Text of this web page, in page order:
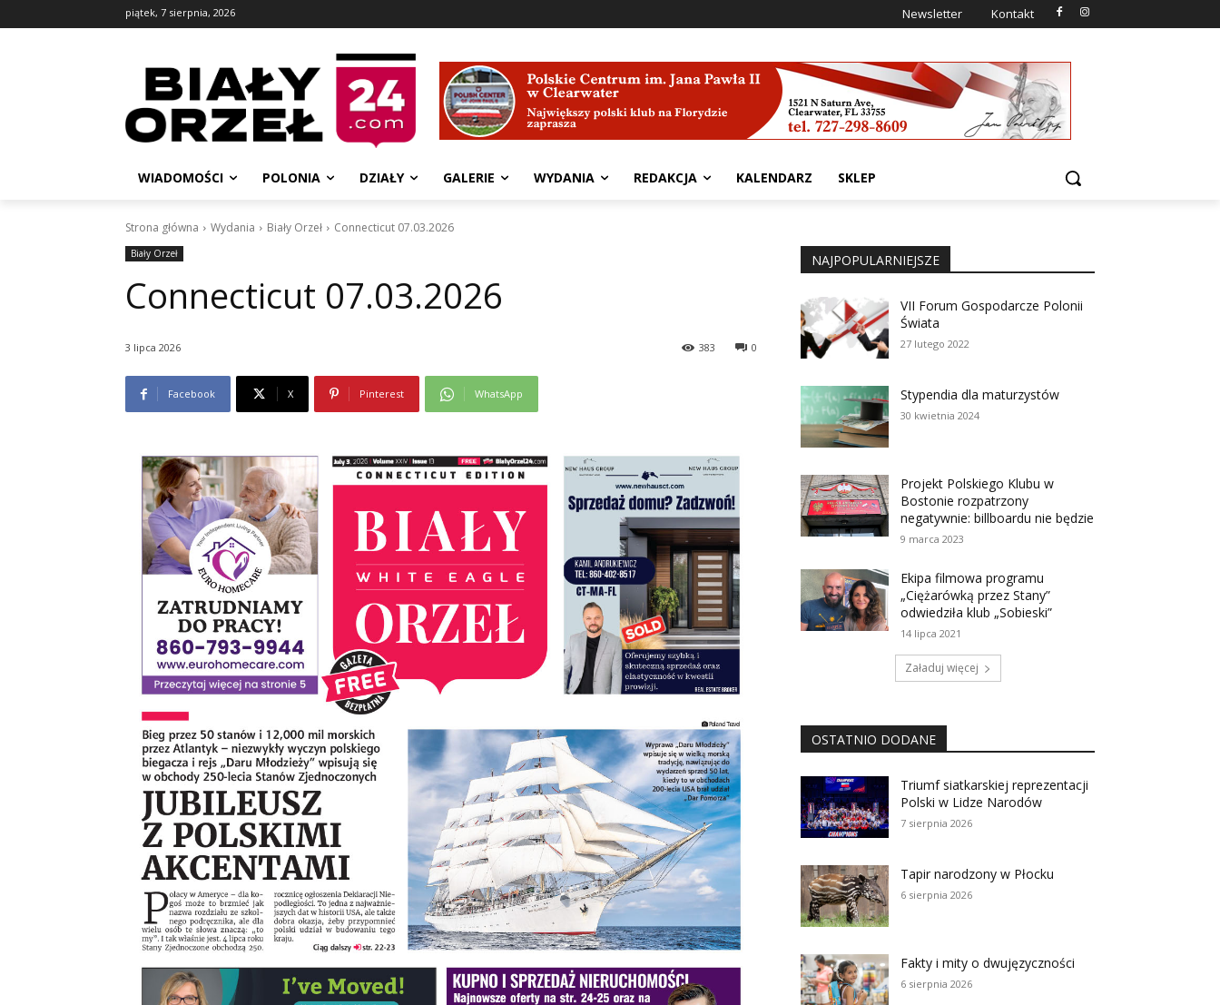
piątek, 7 sierpnia, 2026 Newsletter Kontakt
WIADOMOŚCI POLONIA DZIAŁY GALERIE WYDANIA REDAKCJA KALENDARZ SKLEP
Strona główna Wydania Biały Orzeł Connecticut 07.03.2026
Biały Orzeł
Connecticut 07.03.2026
3 lipca 2026 0
383
Facebook X Pinterest WhatsApp
NAJPOPULARNIEJSZE
VII Forum Gospodarcze Polonii
Świata
27 lutego 2022
Stypendia dla maturzystów
30 kwietnia 2024
Projekt Polskiego Klubu w
Bostonie rozpatrzony
negatywnie: billboardu nie będzie
9 marca 2023
Ekipa filmowa programu
„Ciężarówką przez Stany”
odwiedziła klub „Sobieski”
14 lipca 2021
Załaduj więcej
OSTATNIO DODANE
Triumf siatkarskiej reprezentacji
Polski w Lidze Narodów
7 sierpnia 2026
Tapir narodzony w Płocku
6 sierpnia 2026
Fakty i mity o dwujęzyczności
6 sierpnia 2026